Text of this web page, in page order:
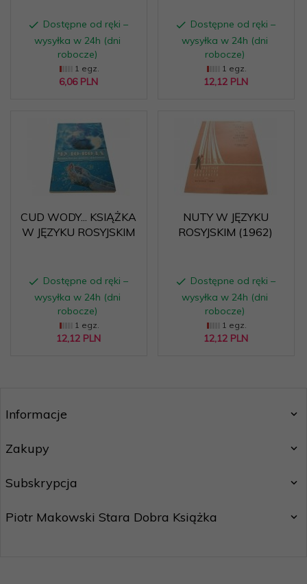
Dostępne od ręki –
wysyłka w 24h (dni
robocze)
1 egz.
6,06 PLN
Dostępne od ręki –
wysyłka w 24h (dni
robocze)
1 egz.
12,12 PLN
CUD WODY... KSIĄŻKA
W JĘZYKU ROSYJSKIM
Dostępne od ręki –
wysyłka w 24h (dni
robocze)
1 egz.
12,12 PLN
NUTY W JĘZYKU
ROSYJSKIM (1962)
Dostępne od ręki –
wysyłka w 24h (dni
robocze)
1 egz.
12,12 PLN
Informacje
Zakupy
Subskrypcja
Piotr Makowski Stara Dobra Książka